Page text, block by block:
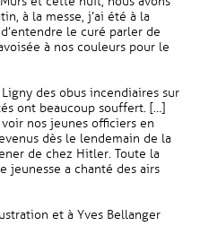
à la messe, j’ai été à la
le curé parler de
à nos couleurs pour le
des obus incendiaires sur
ont beaucoup souffert. […]
nos jeunes officiers en
dès le lendemain de la
de chez Hitler. Toute la
jeunesse a chanté des airs
et à Yves Bellanger